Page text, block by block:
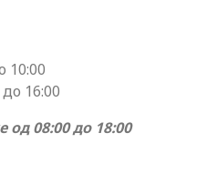
10:00
16:00
од 08:00 до 18:00